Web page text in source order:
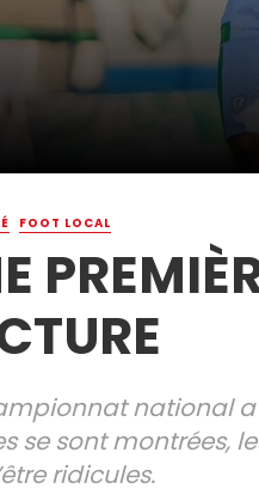
FOOT LOCAL
national a
se sont montrées,
ridicules.